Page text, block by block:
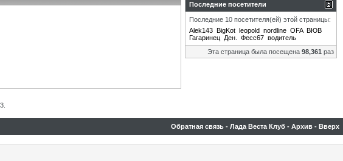
Последние посетители
Последние 10 посетителя(ей) этой страницы:
Alek143 BigKot leopold nordline OFA ВЮВ
Гагаринец Ден. Фесс67 водитель
Эта страница была посещена 98,361 раз
Обратная связь - Лада Веста Клуб - Архив - Вверх